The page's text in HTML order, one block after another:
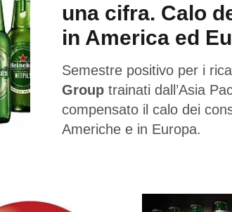
una cifra. Calo
in America ed
Semestre positivo per i
Group trainati dall’Asia
compensato il calo dei
Americhe e in Europa.